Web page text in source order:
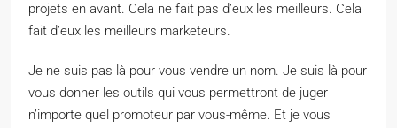
projets en avant. Cela ne fait pas d’eux les meilleurs. Cela
fait d’eux les meilleurs marketeurs.
Je ne suis pas là pour vous vendre un nom. Je suis là pour
vous donner les outils qui vous permettront de juger
n’importe quel promoteur par vous-même. Et je vous